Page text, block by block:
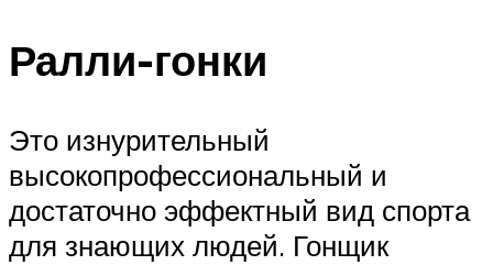
Ралли-гонки
Это изнурительный
высокопрофессиональный и
достаточно эффектный вид спорта
для знающих людей. Гонщик